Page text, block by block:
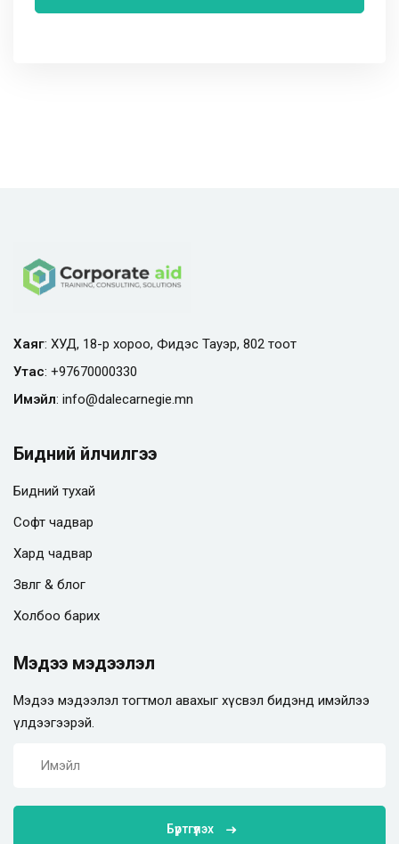
Хаяг: ХУД, 18-р хороо, Фидэс Тауэр, 802 тоот
Утас: +97670000330
Имэйл: info@dalecarnegie.mn
Бидний үйлчилгээ
Бидний тухай
Софт чадвар
Хард чадвар
Зөвлөгөө & блог
Холбоо барих
Мэдээ мэдээлэл
Мэдээ мэдээлэл тогтмол авахыг хүсвэл бидэнд имэйлээ
үлдээгээрэй.
Бүртгүүлэх